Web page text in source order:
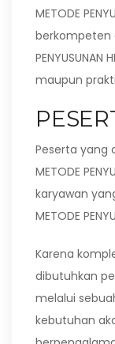
METODE
berkompeten
maupun
Peserta yang
METODE
karyawan
METODE
Karena
dibutuhkan
melalui
kebutuhan